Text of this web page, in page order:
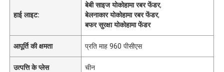
हाई लाइट:
बेबी साइज योकोहामा रबर फेंडर,
बेलनाकार योकोहामा रबर फेंडर,
बफर सुरक्षा योकोहामा फेंडर
आपूर्ति की क्षमता प्रति माह 960 पीसीएस
उत्पत्ति के प्लेस चीन